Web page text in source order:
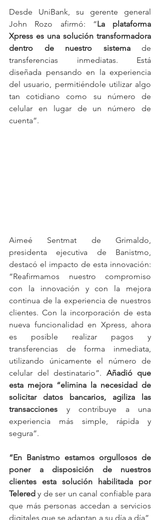
Desde UniBank, su gerente general
John Rozo afirmó: “La plataforma
Xpress es una solución transformadora
dentro de nuestro sistema de
transferencias inmediatas. Está
diseñada pensando en la experiencia
del usuario, permitiéndole utilizar algo
tan cotidiano como su número de
celular en lugar de un número de
cuenta”.
Aimeé Sentmat de Grimaldo,
presidenta ejecutiva de Banistmo,
destacó el impacto de esta innovación:
“Reafirmamos nuestro compromiso
con la innovación y con la mejora
continua de la experiencia de nuestros
clientes. Con la incorporación de esta
nueva funcionalidad en Xpress, ahora
es posible realizar pagos y
transferencias de forma inmediata,
utilizando únicamente el número de
celular del destinatario”. Añadió que
esta mejora “elimina la necesidad de
solicitar datos bancarios, agiliza las
transacciones y contribuye a una
experiencia más simple, rápida y
segura”.
“En Banistmo estamos orgullosos de
poner a disposición de nuestros
clientes esta solución habilitada por
Telered y de ser un canal confiable para
que más personas accedan a servicios
digitales que se adaptan a su día a día”,